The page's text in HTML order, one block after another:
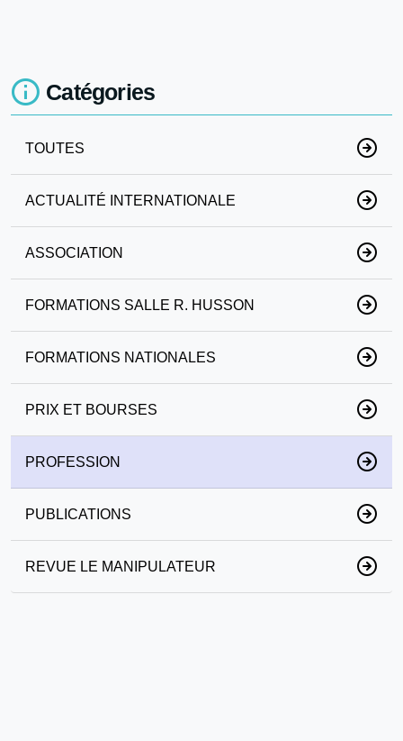
Catégories
TOUTES
ACTUALITÉ INTERNATIONALE
ASSOCIATION
FORMATIONS SALLE R. HUSSON
FORMATIONS NATIONALES
PRIX ET BOURSES
PROFESSION
PUBLICATIONS
REVUE LE MANIPULATEUR